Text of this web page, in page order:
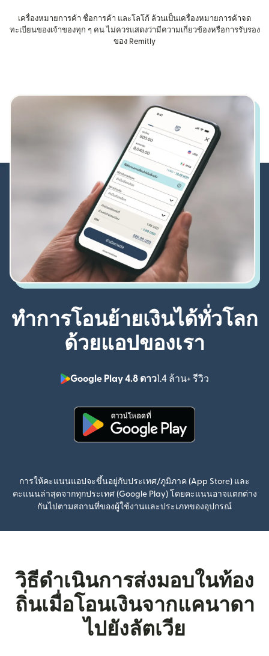
เครื่องหมายการค้า ชื่อการค้า และโลโก้ ล้วนเป็นเครื่องหมายการค้าจด
ทะเบียนของเจ้าของทุก ๆ คน ไม่ควรแสดงว่ามีความเกี่ยวข้องหรือการรับรอง
ของ Remitly
ทำการโอนย้ายเงินได้ทั่วโลก
ด้วยแอปของเรา
Google Play 4.8 ดาว1.4 ล้าน+ รีวิว
(เปิดในหน้าต่
การให้คะแนนแอปจะขึ้นอยู่กับประเทศ/ภูมิภาค (App Store) และ
คะแนนล่าสุดจากทุกประเทศ (Google Play) โดยคะแนนอาจแตกต่าง
กันไปตามสถานที่ของผู้ใช้งานและประเภทของอุปกรณ์
วิธีดำเนินการส่งมอบในท้อง
ถิ่นเมื่อโอนเงินจากแคนาดา
ไปยังลัตเวีย